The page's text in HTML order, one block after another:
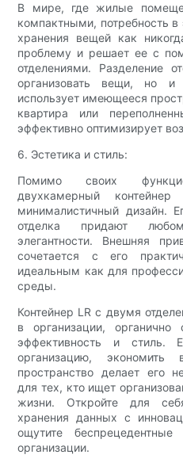
В мире, где жилые
компактными, потребность
хранения вещей как
проблему и решает ее с
отделениями. Разделение
организовать вещи, но и
использует имеющееся
квартира или
эффективно оптимизирует
6. Эстетика и стиль:
Помимо своих
двухкамерный
минималистичный дизайн.
отделка придают
элегантности. Внешняя
сочетается с его
идеальным как для
среды.
Контейнер LR с двумя
в организации,
эффективность и стиль.
организацию, экономить
пространство делает его
для тех, кто ищет
жизни. Откройте для
хранения данных с
ощутите
организации.